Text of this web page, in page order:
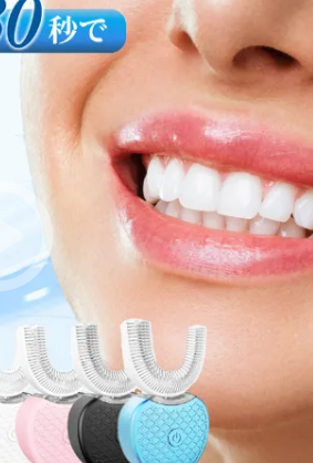
音楽
ゲーム・サービス開発
書籍・雑誌出版
チャレンジ
CAMPFIRE for Social Good
CAMPFIREふるさと納税